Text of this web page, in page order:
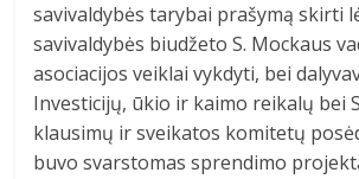
savivaldybės tarybai prašymą skirti
savivaldybės biudžeto S. Mockaus
asociacijos veiklai vykdyti, bei
Investicijų, ūkio ir kaimo reikalų bei
klausimų ir sveikatos komitetų
buvo svarstomas sprendimo